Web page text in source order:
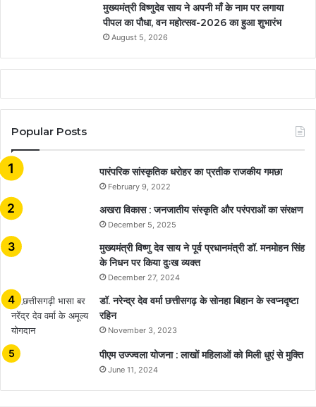
मुख्यमंत्री विष्णुदेव साय ने अपनी माँ के नाम पर लगाया
पीपल का पौधा, वन महोत्सव-2026 का हुआ शुभारंभ
August 5, 2026
Popular Posts
​​​​​​​पारंपरिक सांस्कृतिक धरोहर का प्रतीक राजकीय गमछा
February 9, 2022
अखरा विकास : जनजातीय संस्कृति और परंपराओं का संरक्षण
December 5, 2025
मुख्यमंत्री विष्णु देव साय ने पूर्व प्रधानमंत्री डॉ. मनमोहन सिंह
के निधन पर किया दुःख व्यक्त
December 27, 2024
डॉ. नरेन्द्र देव वर्मा छत्तीसगढ़ के सोनहा बिहान के स्वप्नदृष्टा
रहिन
November 3, 2023
पीएम उज्ज्वला योजना : लाखों महिलाओं को मिली धुएं से मुक्ति
June 11, 2024